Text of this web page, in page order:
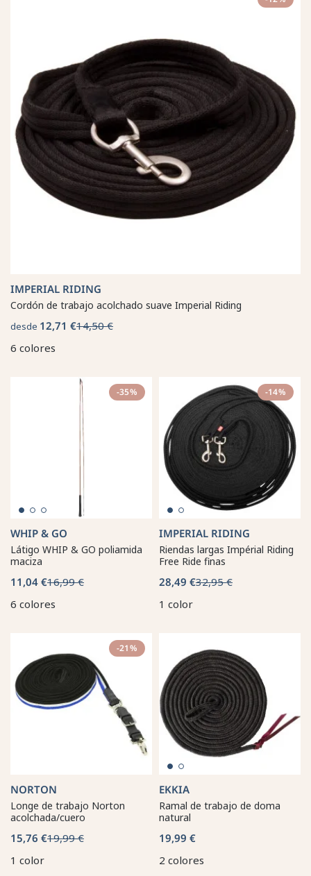
IMPERIAL RIDING
Cordón de trabajo acolchado suave Imperial Riding
desde 12,71 €14,50 €
6 colores
-35%
WHIP & GO
Látigo WHIP & GO poliamida
maciza
11,04 €16,99 €
6 colores
-14%
IMPERIAL RIDING
Riendas largas Impérial Riding
Free Ride finas
28,49 €32,95 €
1 color
-21%
NORTON
Longe de trabajo Norton
acolchada/cuero
15,76 €19,99 €
1 color
EKKIA
Ramal de trabajo de doma
natural
19,99 €
2 colores